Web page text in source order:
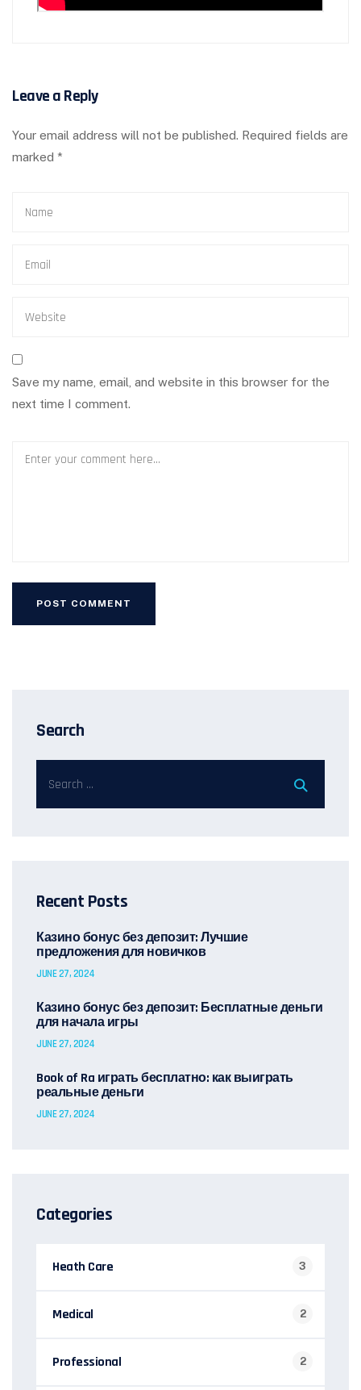
Leave a Reply
Your email address will not be published. Required fields are
marked *
Save my name, email, and website in this browser for the
next time I comment.
Search
Recent Posts
Казино бонус без депозит: Лучшие
предложения для новичков
JUNE 27, 2024
Казино бонус без депозит: Бесплатные деньги
для начала игры
JUNE 27, 2024
Book of Ra играть бесплатно: как выиграть
реальные деньги
JUNE 27, 2024
Categories
Heath Care 3
Medical 2
Professional 2